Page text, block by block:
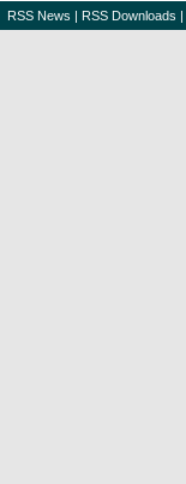
RSS News | RSS Downloads |